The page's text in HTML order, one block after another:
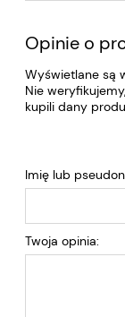
Opinie o
Wyświetlane są
Nie
kupili dany
Imię lub
Twoja opinia: